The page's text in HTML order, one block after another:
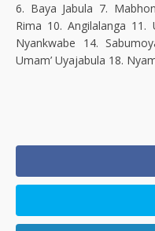
6. Baya Jabula 7.
Rima 10. Angilalanga 11.
Nyankwabe 14.
Umam’ Uyajabula 18.